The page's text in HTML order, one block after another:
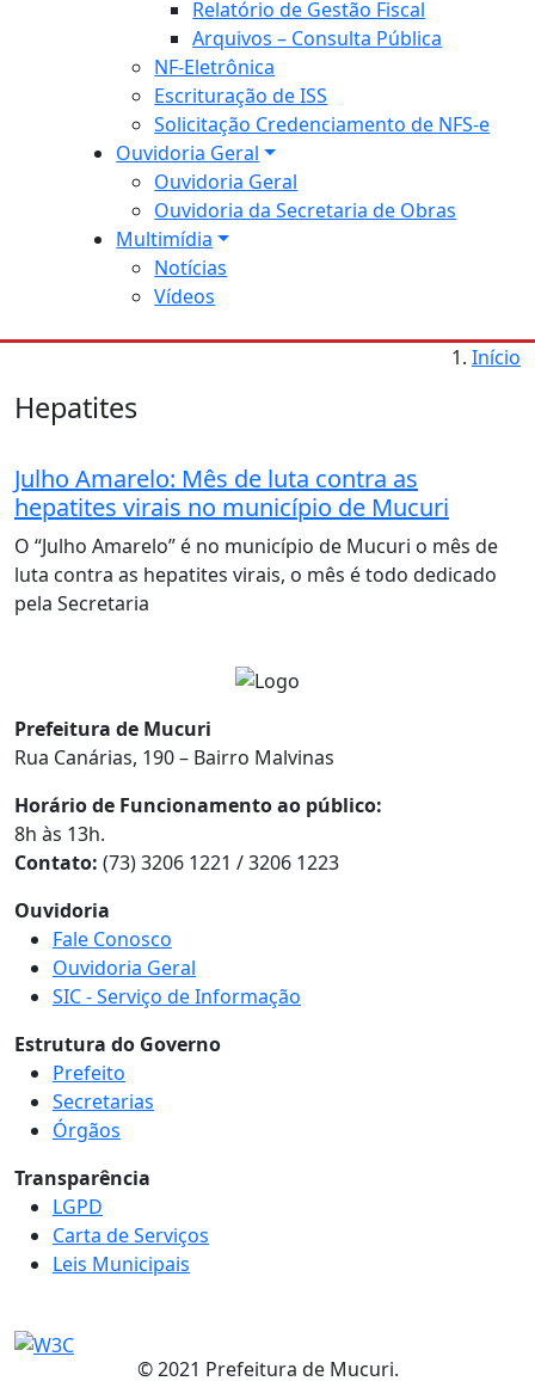
Relatório de Gestão Fiscal
Arquivos – Consulta Pública
NF-Eletrônica
Escrituração de ISS
Solicitação Credenciamento de NFS-e
Ouvidoria Geral
Ouvidoria Geral
Ouvidoria da Secretaria de Obras
Multimídia
Notícias
Vídeos
Início
Hepatites
Julho Amarelo: Mês de luta contra as
hepatites virais no município de Mucuri
O “Julho Amarelo” é no município de Mucuri o mês de
luta contra as hepatites virais, o mês é todo dedicado
pela Secretaria
Prefeitura de Mucuri
Rua Canárias, 190 – Bairro Malvinas
Horário de Funcionamento ao público:
8h às 13h.
Contato: (73) 3206 1221 / 3206 1223
Ouvidoria
Fale Conosco
Ouvidoria Geral
SIC - Serviço de Informação
Estrutura do Governo
Prefeito
Secretarias
Órgãos
Transparência
LGPD
Carta de Serviços
Leis Municipais
© 2021 Prefeitura de Mucuri.